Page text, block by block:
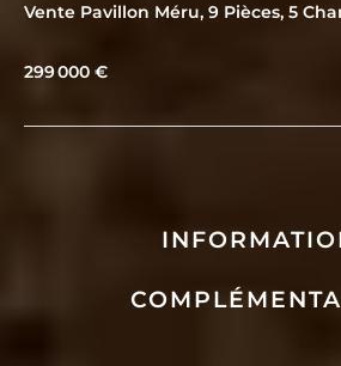
Vente Pavillon Méru, 9 Pièces, 5
299 000 €